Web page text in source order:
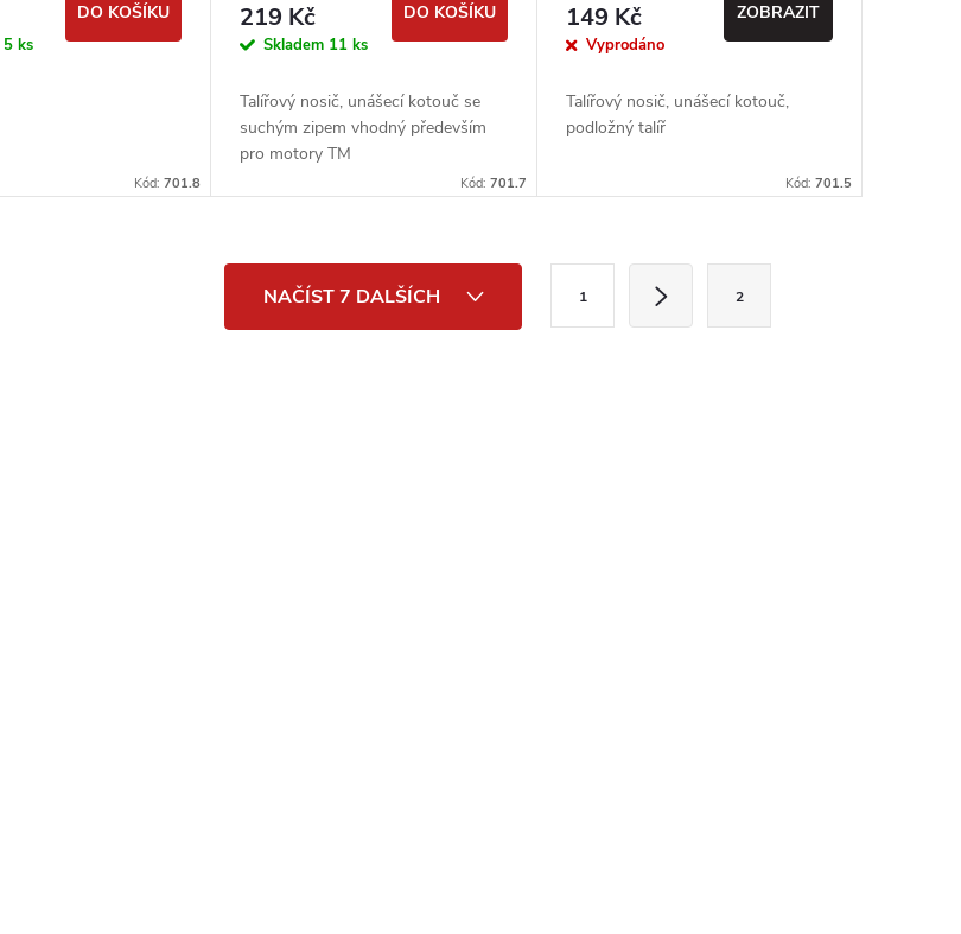
5 ks
DO KOŠÍKU
Kód:701.8
219 Kč
Skladem 11 ks
DO KOŠÍKU
Talířový nosič, unášecí kotouč se
suchým zipem vhodný především
pro motory TM
Kód: 701.7
149 Kč
Vyprodáno
ZOBRAZIT
Talířový nosič, unášecí kotouč,
podložný talíř
Kód: 701.5
NAČÍST 7 DALŠÍCH 1 2